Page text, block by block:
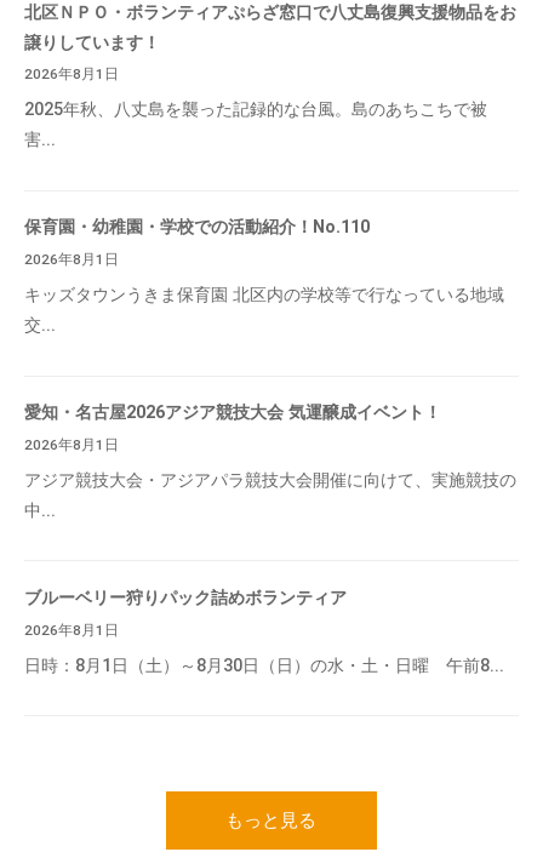
北区ＮＰＯ・ボランティアぷらざ窓口で八丈島復興支援物品をお
譲りしています！
2026年8月1日
2025年秋、八丈島を襲った記録的な台風。島のあちこちで被
害...
保育園・幼稚園・学校での活動紹介！No.110
2026年8月1日
キッズタウンうきま保育園 北区内の学校等で行なっている地域
交...
愛知・名古屋2026アジア競技大会 気運醸成イベント！
2026年8月1日
アジア競技大会・アジアパラ競技大会開催に向けて、実施競技の
中...
ブルーベリー狩りパック詰めボランティア
2026年8月1日
日時：8月1日（土）～8月30日（日）の水・土・日曜 午前8...
もっと見る